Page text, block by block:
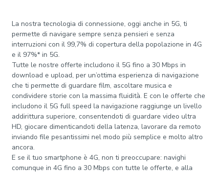
La nostra tecnologia di connessione, oggi anche in 5G, ti
permette di navigare sempre senza pensieri e senza
interruzioni con il 99,7% di copertura della popolazione in 4G
e il 97%* in 5G.
Tutte le nostre offerte includono il 5G fino a 30 Mbps in
download e upload, per un’ottima esperienza di navigazione
che ti permette di guardare film, ascoltare musica e
condividere storie con la massima fluidità. E con le offerte che
includono il 5G full speed la navigazione raggiunge un livello
addirittura superiore, consentendoti di guardare video ultra
HD, giocare dimenticandoti della latenza, lavorare da remoto
inviando file pesantissimi nel modo più semplice e molto altro
ancora.
E se il tuo smartphone è 4G, non ti preoccupare: navighi
comunque in 4G fino a 30 Mbps con tutte le offerte, e alla